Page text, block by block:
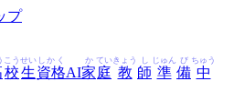
プ
校
こう
生
せい
資格
しかく
AI家
か
庭
てい
教
きょう
師
し
準
じゅん
備
び
中
ちゅう